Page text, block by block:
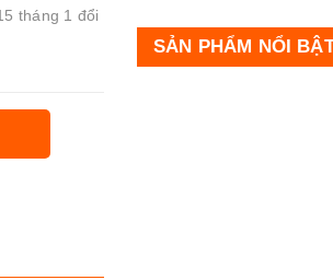
tháng 1 đổi
SẢN PHẨM NỔI